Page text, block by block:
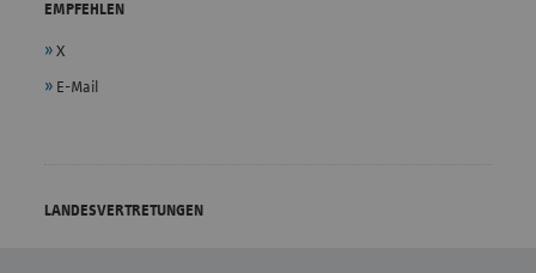
EMPFEHLEN
X
E-Mail
LANDESVERTRETUNGEN